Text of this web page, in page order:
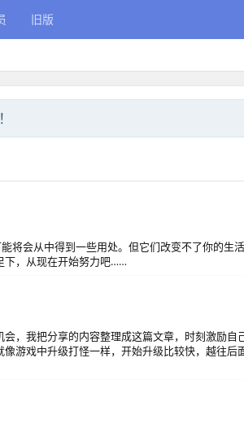
旧版
将会从中得到一些用处。但它们改变不了你的生
下，从现在开始努力吧……
，我把分享的内容整理成这篇文章，时刻激励自
游戏中升级打怪一样，开始升级比较快，越往后